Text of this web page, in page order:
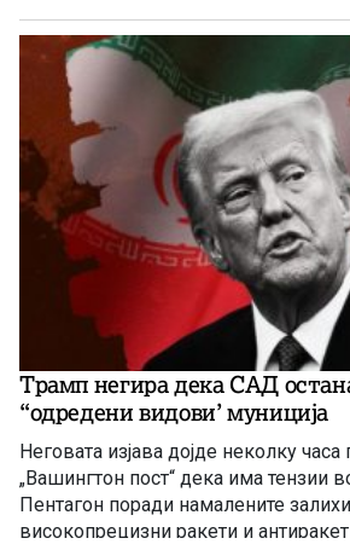
Трамп негира дека САД
“одредени видови’ муниција
Неговата изјава дојде неколку часа
„Вашингтон пост“ дека има тензии
Пентагон поради намалените
високопрецизни ракети и